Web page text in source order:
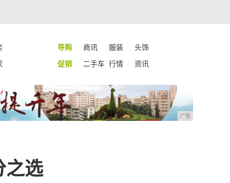
导购 商讯 服装
头饰
促销 二手车 行情 资讯
广告
之选